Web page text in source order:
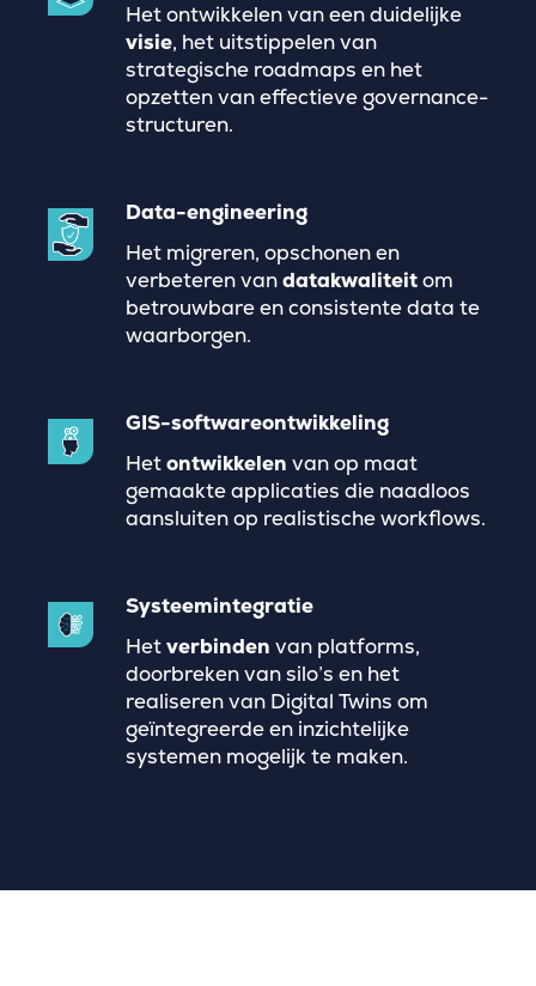
Het ontwikkelen van een duidelijke
visie, het uitstippelen van
strategische roadmaps en het
opzetten van effectieve governance-
structuren.
Data-engineering
Het migreren, opschonen en
verbeteren vandatakwaliteitom
betrouwbare en consistente data te
waarborgen.
GIS-softwareontwikkeling
Hetontwikkelen van op maat
gemaakte applicaties die naadloos
aansluiten op realistische workflows.
Systeemintegratie
Hetverbinden van platforms,
doorbreken van silo’s en het
realiseren van Digital Twins om
geïntegreerde en inzichtelijke
systemen mogelijk te maken.